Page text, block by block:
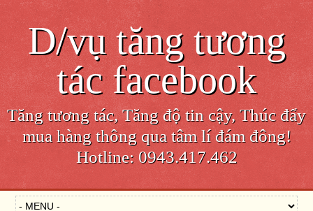
D/vụ tăng tương
tác facebook
Tăng tương tác, Tăng độ tin cậy, Thúc đẩy
mua hàng thông qua tâm lí đám đông!
Hotline: 0943.417.462